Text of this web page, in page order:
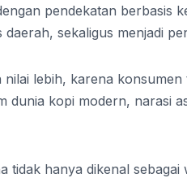
pendekatan berbasis
daerah, sekaligus menjadi
lebih, karena
dunia kopi modern, narasi
tidak hanya dikenal